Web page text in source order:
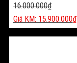
16.000.000₫
Giá
gốc
là:
15.900.000₫
Giá
hiện